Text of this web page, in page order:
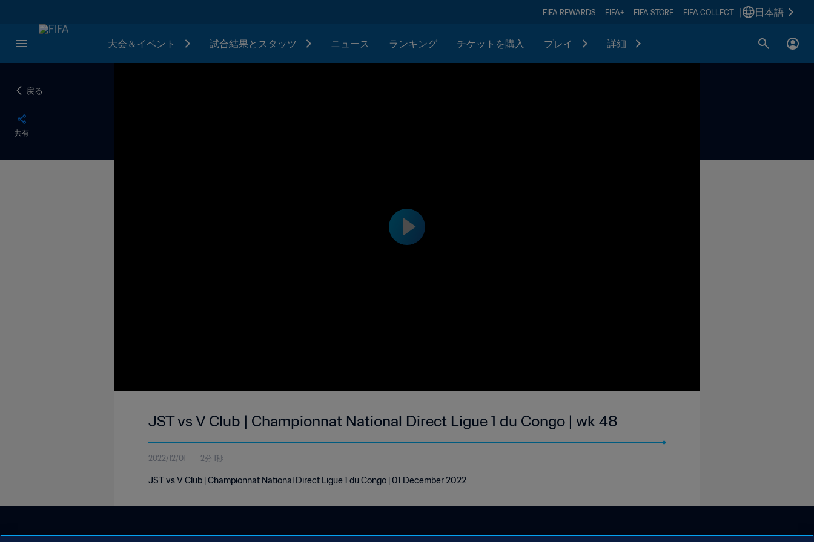
FIFA REWARDS FIFA+ FIFA STORE FIFA COLLECT 日本語
大会＆イベント 試合結果とスタッツ ニュース ランキング チケットを購入 プレイ 詳細
戻る
共有
JST vs V Club | Championnat National Direct Ligue 1 du Congo | wk 48
2022/12/01 2分 1秒
JST vs V Club | Championnat National Direct Ligue 1 du Congo | 01 December 2022